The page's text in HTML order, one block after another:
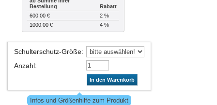
Bestellung
Rabatt
600.00 €
2 %
1000.00 €
4 %
Schulterschutz-Größe:
Anzahl:
In den Warenkorb
Infos und Größenhilfe zum Produkt